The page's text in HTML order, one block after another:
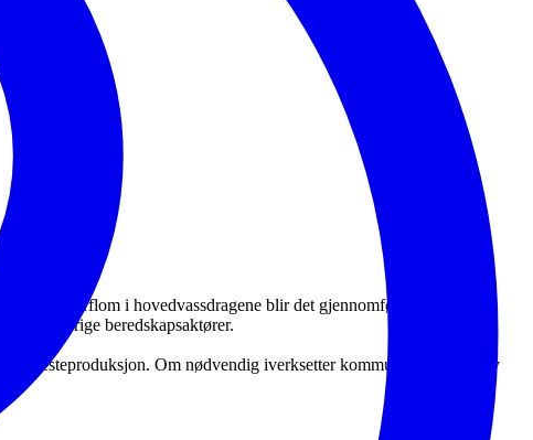
stor vårflom i hovedvassdragene blir det gjennomført en mer
med øvrige beredskapsaktører.
tjenesteproduksjon. Om nødvendig iverksetter kommunen styrking av